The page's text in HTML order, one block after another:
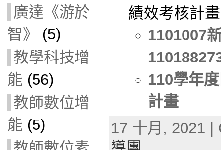
廣達《游於
智》
(5)
教學科技增
能 (56)
教師數位增
能 (5)
績效考核計
1101007
110學年
計畫
17 十月, 2021